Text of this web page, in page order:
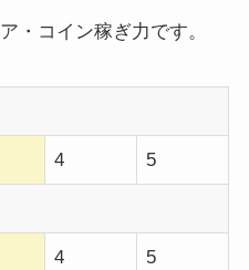
・コイン稼ぎ力です。
4 5
4 5